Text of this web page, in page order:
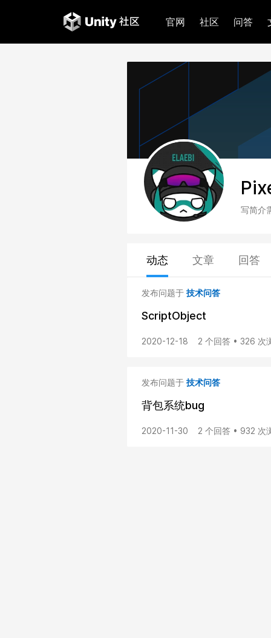
官网 社区 问答
写简介
动态 文章 回答
发布问题于 技术问答
ScriptObject
2020-12-18 2 个回答 • 326 次
发布问题于 技术问答
背包系统bug
2020-11-30 2 个回答 • 932 次